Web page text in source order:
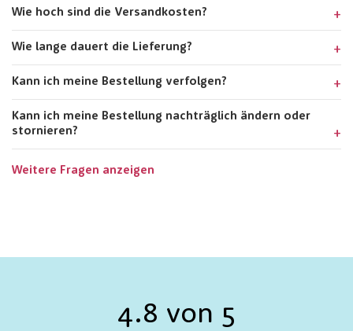
Wie hoch sind die Versandkosten?
Wie lange dauert die Lieferung?
Kann ich meine Bestellung verfolgen?
Kann ich meine Bestellung nachträglich ändern oder
stornieren?
Weitere Fragen anzeigen
4.8 von 5